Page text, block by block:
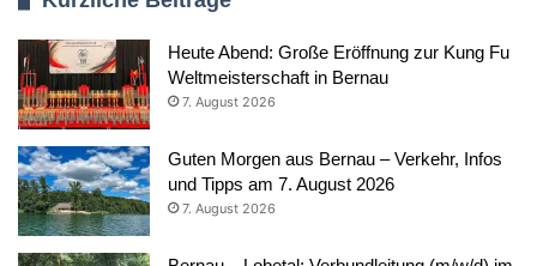
Heute Abend: Große Eröffnung zur Kung Fu
Weltmeisterschaft in Bernau
7. August 2026
Guten Morgen aus Bernau – Verkehr, Infos
und Tipps am 7. August 2026
7. August 2026